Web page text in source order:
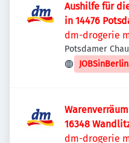
Aushilfe für
in 14476
dm-drogerie
Potsdamer
Deutschland
16348
dm-drogerie